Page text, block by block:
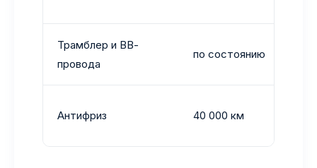
Трамблер и ВВ-
провода
по состоянию
Антифриз 40 000 км